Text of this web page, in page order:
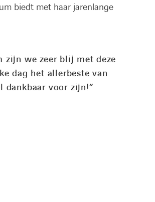
biedt met haar jarenlange
zijn we zeer blij met deze
dag het allerbeste van
dankbaar voor zijn!”